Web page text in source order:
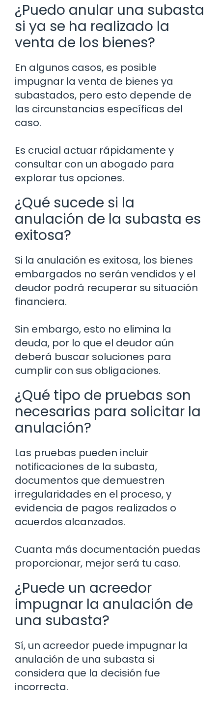
¿Puedo anular una subasta
si ya se ha realizado la
venta de los bienes?
En algunos casos, es posible
impugnar la venta de bienes ya
subastados, pero esto depende de
las circunstancias específicas del
caso.
Es crucial actuar rápidamente y
consultar con un abogado para
explorar tus opciones.
¿Qué sucede si la
anulación de la subasta es
exitosa?
Si la anulación es exitosa, los bienes
embargados no serán vendidos y el
deudor podrá recuperar su situación
financiera.
Sin embargo, esto no elimina la
deuda, por lo que el deudor aún
deberá buscar soluciones para
cumplir con sus obligaciones.
¿Qué tipo de pruebas son
necesarias para solicitar la
anulación?
Las pruebas pueden incluir
notificaciones de la subasta,
documentos que demuestren
irregularidades en el proceso, y
evidencia de pagos realizados o
acuerdos alcanzados.
Cuanta más documentación puedas
proporcionar, mejor será tu caso.
¿Puede un acreedor
impugnar la anulación de
una subasta?
Sí, un acreedor puede impugnar la
anulación de una subasta si
considera que la decisión fue
incorrecta.